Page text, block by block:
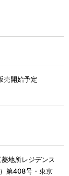
売開始予定
地所レジデンス
第408号・東京